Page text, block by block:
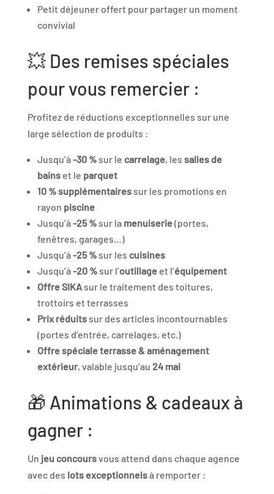
Petit déjeuner offert pour partager un moment
convivial
💥 Des remises spéciales
pour vous remercier :
Profitez de réductions exceptionnelles sur une
large sélection de produits :
Jusqu’à-30 %sur le carrelage, les salles de
bainset le parquet
10 % supplémentairessur les promotions en
rayon piscine
Jusqu’à-25 %sur la menuiserie(portes,
fenêtres, garages…)
Jusqu’à-25 %sur les cuisines
Jusqu’à-20 %sur l’outillageet l’équipement
Offre SIKAsur le traitement des toitures,
trottoirs et terrasses
Prix réduitssur des articles incontournables
(portes d’entrée, carrelages, etc.)
Offre spéciale terrasse & aménagement
extérieur, valable jusqu’au 24 mai
🎁 Animations & cadeaux à
gagner :
Un jeu concoursvous attend dans chaque agence
avec des lots exceptionnelsà remporter :